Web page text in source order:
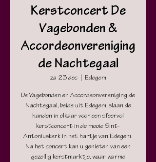
Kerstconcert De
Vagebonden &
Accordeonvereniging
de Nachtegaal
za 23 dec
  |
Edegem
De Vagebonden en Accordeonvereniging de
Nachtegaal, beide uit Edegem, slaan de
handen in elkaar voor een sfeervol
kerstconcert in de mooie Sint-
Antoniuskerk in het hartje van Edegem.
Na het concert kan u genieten van een
gezellig kerstmarktje, waar warme